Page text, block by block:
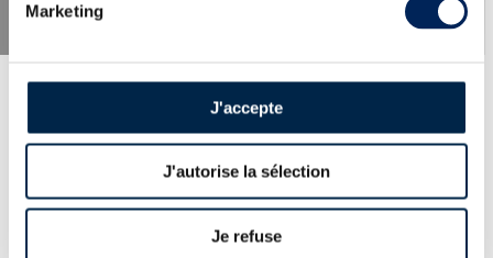
Marketing
J'accepte
J'autorise la sélection
Je refuse
EXPERTISE
100% des whiskies et spiritueux proposés
expertisés par nos spécialistes. Garantie
d’authenticité